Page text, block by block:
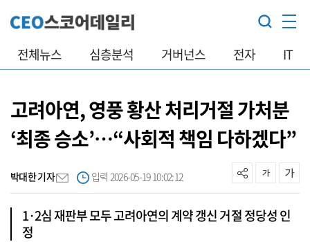
전체뉴스 심층분석 거버넌스 전자 IT
고려아연, 영풍 황산 처리거절 가처분
‘최종 승소’…“사회적 책임 다하겠다”
박대한 기자 입력 2026-05-19 10:02:12
1·2심 재판부 모두 고려아연의 계약 갱신 거절 정당성 인
정